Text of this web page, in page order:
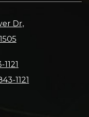
Dr,
1121